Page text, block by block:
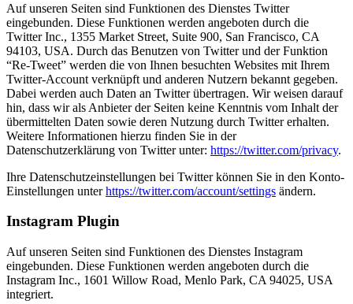
Auf unseren Seiten sind Funktionen des Dienstes Twitter
eingebunden. Diese Funktionen werden angeboten durch die
Twitter Inc., 1355 Market Street, Suite 900, San Francisco, CA
94103, USA. Durch das Benutzen von Twitter und der Funktion
“Re-Tweet” werden die von Ihnen besuchten Websites mit Ihrem
Twitter-Account verknüpft und anderen Nutzern bekannt gegeben.
Dabei werden auch Daten an Twitter übertragen. Wir weisen darauf
hin, dass wir als Anbieter der Seiten keine Kenntnis vom Inhalt der
übermittelten Daten sowie deren Nutzung durch Twitter erhalten.
Weitere Informationen hierzu finden Sie in der
Datenschutzerklärung von Twitter unter: https://twitter.com/privacy.
Ihre Datenschutzeinstellungen bei Twitter können Sie in den Konto-
Einstellungen unterhttps://twitter.com/account/settings ändern.
Instagram Plugin
Auf unseren Seiten sind Funktionen des Dienstes Instagram
eingebunden. Diese Funktionen werden angeboten durch die
Instagram Inc., 1601 Willow Road, Menlo Park, CA 94025, USA
integriert.